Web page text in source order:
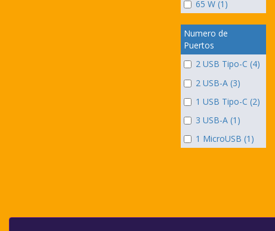
65 W (1)
Numero de
Puertos
2 USB Tipo-C (4)
2 USB-A (3)
1 USB Tipo-C (2)
3 USB-A (1)
1 MicroUSB (1)